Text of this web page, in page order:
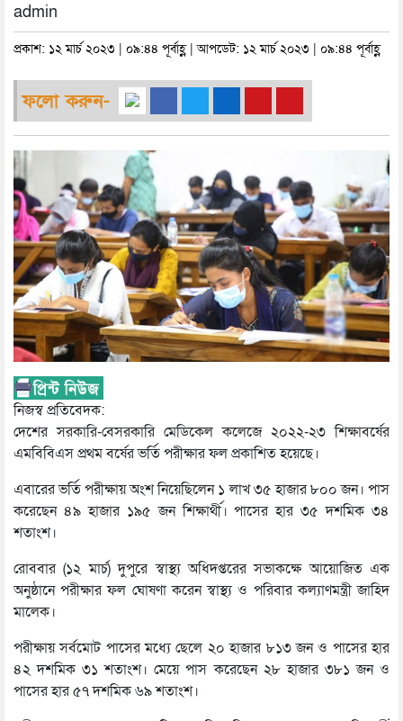
admin
প্রকাশ: ১২ মার্চ ২০২৩ | ০৯:৪৪ পূর্বাহ্ণ | আপডেট: ১২ মার্চ ২০২৩ | ০৯:৪৪ পূর্বাহ্ণ
ফলো করুন-
নিজস্ব প্রতিবেদক:
দেশের সরকারি-বেসরকারি মেডিকেল কলেজে ২০২২-২৩ শিক্ষাবর্ষের
এমবিবিএস প্রথম বর্ষের ভর্তি পরীক্ষার ফল প্রকাশিত হয়েছে।
এবারের ভর্তি পরীক্ষায় অংশ নিয়েছিলেন ১ লাখ ৩৫ হাজার ৮০০ জন। পাস
করেছেন ৪৯ হাজার ১৯৫ জন শিক্ষার্থী। পাসের হার ৩৫ দশমিক ৩৪
শতাংশ।
রোববার (১২ মার্চ) দুপুরে স্বাস্থ্য অধিদপ্তরের সভাকক্ষে আয়োজিত এক
অনুষ্ঠানে পরীক্ষার ফল ঘোষণা করেন স্বাস্থ্য ও পরিবার কল্যাণমন্ত্রী জাহিদ
মালেক।
পরীক্ষায় সর্বমোট পাসের মধ্যে ছেলে ২০ হাজার ৮১৩ জন ও পাসের হার
৪২ দশমিক ৩১ শতাংশ। মেয়ে পাস করেছেন ২৮ হাজার ৩৮১ জন ও
পাসের হার ৫৭ দশমিক ৬৯ শতাংশ।